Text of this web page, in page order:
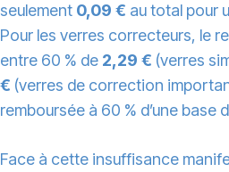
seulement 0,09 € au total pour
Pour les verres correcteurs, le
entre 60 % de 2,29 € (verres
€ (verres de correction
remboursée à 60 % d’une base
Face à cette insuffisance